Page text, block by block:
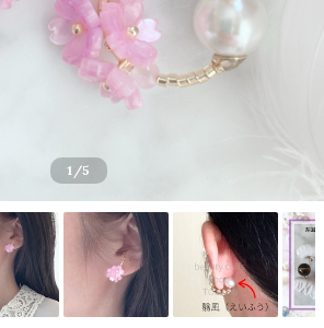
1 /5